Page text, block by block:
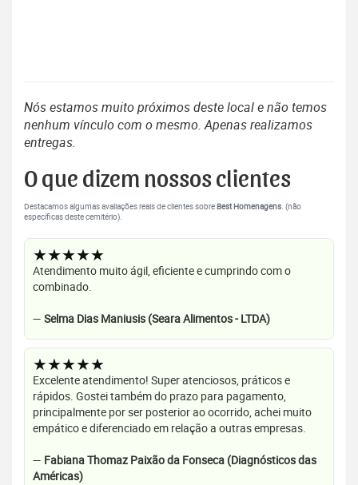
Nós estamos muito próximos deste local e não temos
nenhum vínculo com o mesmo. Apenas realizamos
entregas.
O que dizem nossos clientes
Destacamos algumas avaliações reais de clientes sobre Best Homenagens. (não
específicas deste cemitério).
★★★★★
Atendimento muito ágil, eficiente e cumprindo com o
combinado.
— Selma Dias Maniusis (Seara Alimentos - LTDA)
★★★★★
Excelente atendimento! Super atenciosos, práticos e
rápidos. Gostei também do prazo para pagamento,
principalmente por ser posterior ao ocorrido, achei muito
empático e diferenciado em relação a outras empresas.
— Fabiana Thomaz Paixão da Fonseca (Diagnósticos das
Américas)